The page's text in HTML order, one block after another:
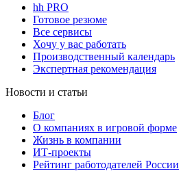
hh PRO
Готовое резюме
Все сервисы
Хочу у вас работать
Производственный календарь
Экспертная рекомендация
Новости и статьи
Блог
О компаниях в игровой форме
Жизнь в компании
ИТ-проекты
Рейтинг работодателей России